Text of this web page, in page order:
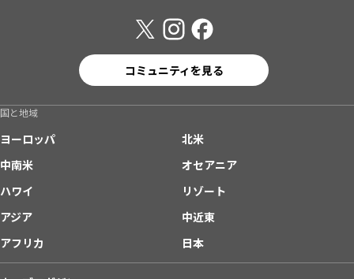
コミュニティを見る
国と地域
ヨーロッパ
北米
中南米
オセアニア
ハワイ
リゾート
アジア
中近東
アフリカ
日本